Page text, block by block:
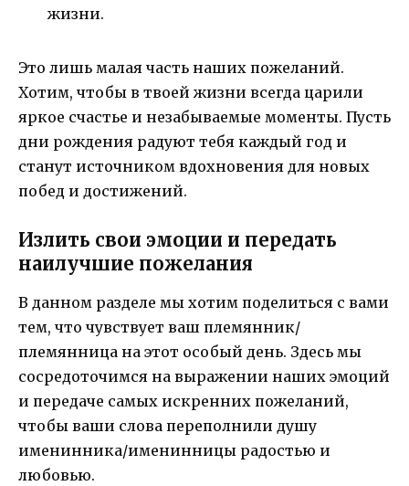
жизни.
Это лишь малая часть наших пожеланий.
Хотим, чтобы в твоей жизни всегда царили
яркое счастье и незабываемые моменты. Пусть
дни рождения радуют тебя каждый год и
станут источником вдохновения для новых
побед и достижений.
Излить свои эмоции и передать
наилучшие пожелания
В данном разделе мы хотим поделиться с вами
тем, что чувствует ваш племянник/
племянница на этот особый день. Здесь мы
сосредоточимся на выражении наших эмоций
и передаче самых искренних пожеланий,
чтобы ваши слова переполнили душу
именинника/именинницы радостью и
любовью.